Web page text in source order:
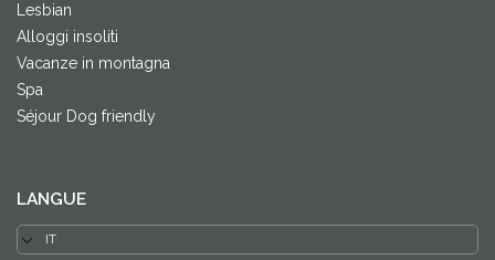
Lesbian
Alloggi insoliti
Vacanze in montagna
Spa
Séjour Dog friendly
LANGUE